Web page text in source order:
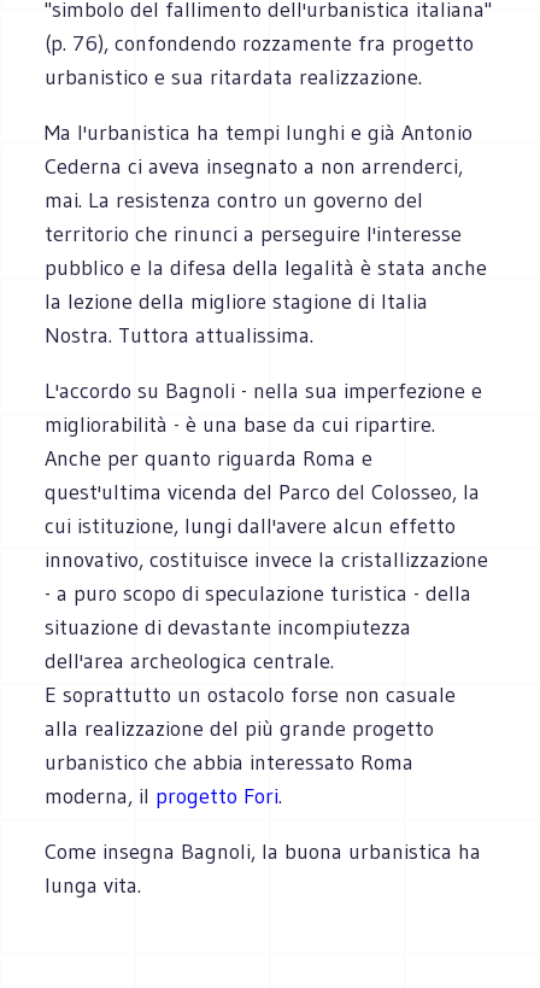
"simbolo del fallimento dell'urbanistica italiana"
(p. 76), confondendo rozzamente fra progetto
urbanistico e sua ritardata realizzazione.
Ma l'urbanistica ha tempi lunghi e già Antonio
Cederna ci aveva insegnato a non arrenderci,
mai. La resistenza contro un governo del
territorio che rinunci a perseguire l'interesse
pubblico e la difesa della legalità è stata anche
la lezione della migliore stagione di Italia
Nostra. Tuttora attualissima.
L'accordo su Bagnoli - nella sua imperfezione e
migliorabilità - è una base da cui ripartire.
Anche per quanto riguarda Roma e
quest'ultima vicenda del Parco del Colosseo, la
cui istituzione, lungi dall'avere alcun effetto
innovativo, costituisce invece la cristallizzazione
- a puro scopo di speculazione turistica - della
situazione di devastante incompiutezza
dell'area archeologica centrale.
E soprattutto un ostacolo forse non casuale
alla realizzazione del più grande progetto
urbanistico che abbia interessato Roma
moderna, il progetto Fori.
Come insegna Bagnoli, la buona urbanistica ha
lunga vita.